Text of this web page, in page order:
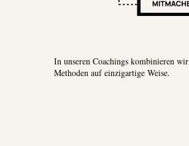
In unseren Coachings kombinieren
Methoden auf einzigartige Weise.